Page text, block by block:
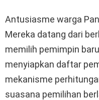
Antusiasme warga
Mereka datang dari
memilih pemimpin
menyiapkan daftar
mekanisme
suasana pemilihan